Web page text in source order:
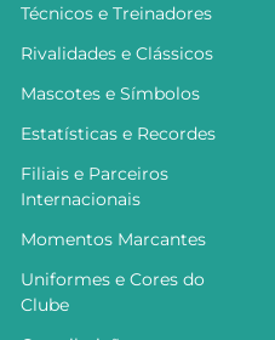
Técnicos e Treinadores
Rivalidades e Clássicos
Mascotes e Símbolos
Estatísticas e Recordes
Filiais e Parceiros
Internacionais
Momentos Marcantes
Uniformes e Cores do
Clube